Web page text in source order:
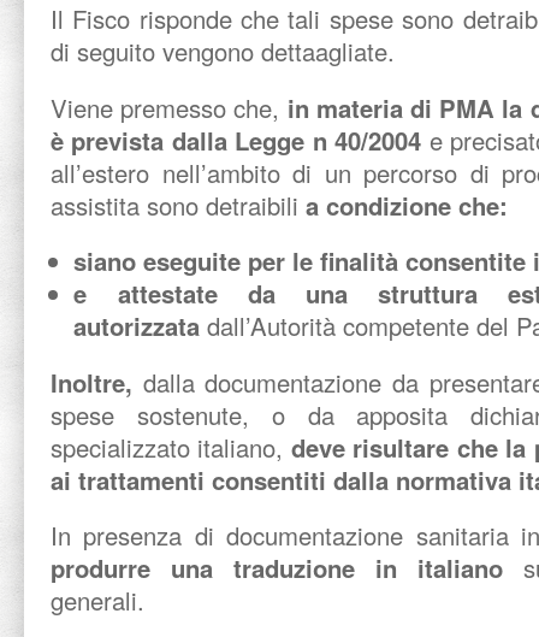
Il Fisco risponde che tali spese sono
di seguito vengono dettaagliate.
Viene premesso che, in materia di PMA
è prevista dalla Legge n 40/2004 e
all’estero nell’ambito di un percorso di
assistita sono detraibili a condizione che:
siano eseguite per le finalità consentite
e attestate da una struttura
autorizzatadall’Autorità competente del
Inoltre, dalla documentazione da
spese sostenute, o da apposita
specializzato italiano, deve risultare che la
ai trattamenti consentiti dalla normativa
In presenza di documentazione sanitaria
produrre una traduzione in italiano
generali.